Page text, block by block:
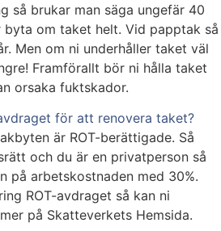
så brukar man säga ungefär 40
om taket helt. Vid papptak så
Men om ni underhåller taket väl
Framförallt bör ni hålla taket
orsaka fuktskador.
för att renovera taket?
är ROT-berättigade. Så
och du är en privatperson så
på arbetskostnaden med 30%.
ROT-avdraget så kan ni
på Skatteverkets Hemsida.